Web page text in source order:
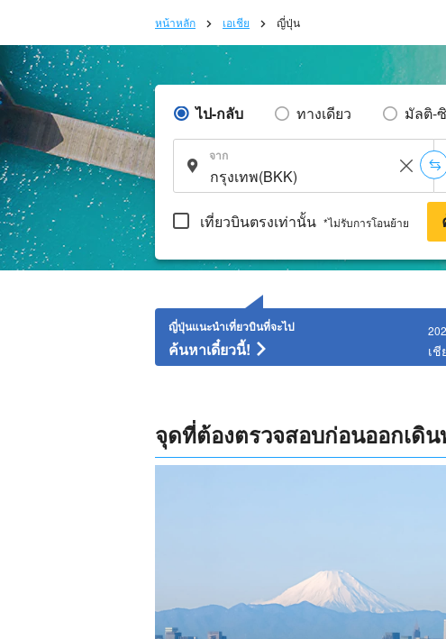
หน้าหลัก เอเชีย ญี่ปุ่น
ไป-กลับ ทางเดียว มัลติ-
จาก
เที่ยวบินตรงเท่านั้น *ไม่รับการโอนย้าย
ญี่ปุ่นแนะนำเที่ยวบินที่จะไป
ค้นหาเดี๋ยวนี้! เชี
จุดที่ต้องตรวจสอบก่อนออกเดิน